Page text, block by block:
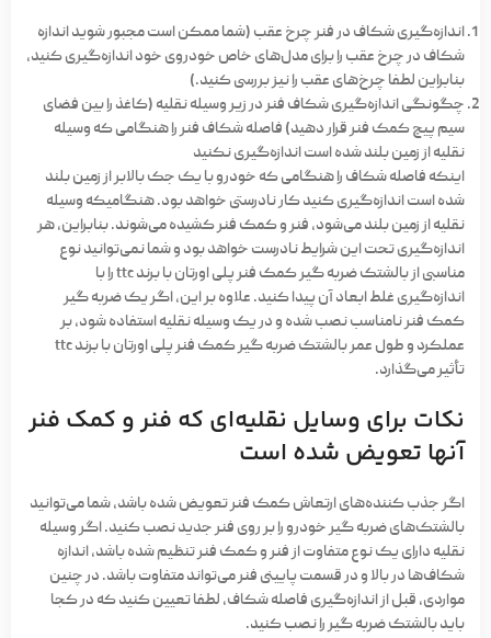
اندازه‌گیری شکاف در فنر چرخ عقب (شما ممکن است مجبور شوید اندازه
شکاف در چرخ عقب را برای مدل‌های خاص خودروی خود اندازه‌گیری کنید،
بنابراین لطفا چرخ‌های عقب را نیز بررسی کنید.)
چگونگی اندازه‌گیری شکاف فنر در زیر وسیله نقلیه (کاغذ را بین فضای
سیم پیچ کمک فنر قرار دهید) فاصله شکاف فنر را هنگامی که وسیله
نقلیه از زمین بلند شده است اندازه‌گیری نکنید
اینکه فاصله شکاف را هنگامی که خودرو با یک جک بالابر از زمین بلند
شده است اندازه‌گیری کنید کار نادرستی خواهد بود. هنگامیکه وسیله
نقلیه از زمین بلند می‌شود، فنر و کمک فنر کشیده می‌شوند. بنابراین، هر
اندازه‌گیری تحت این شرایط نادرست خواهد بود و شما نمی‌توانید نوع
مناسبی از بالشتک ضربه گیر کمک فنر پلی اورتان با برند ttc را با
اندازه‌گیری غلط ابعاد آن پیدا کنید. علاوه بر این، اگر یک ضربه گیر
کمک فنر نامناسب نصب شده و در یک وسیله نقلیه استفاده شود، بر
عملکرد و طول عمر بالشتک ضربه گیر کمک فنر پلی اورتان با برند ttc
تأثیر می‌گذارد.
نکات برای وسایل نقلیه‌ای که فنر و کمک فنر
آنها تعویض شده است
اگر جذب کننده‌های ارتعاش کمک فنر تعویض شده باشد، شما می‌توانید
بالشتک‌های ضربه گیر خودرو را بر روی فنر جدید نصب کنید. اگر وسیله
نقلیه دارای یک نوع متفاوت از فنر و کمک فنر تنظیم شده باشد، اندازه
شکاف‌ها در بالا و در قسمت پایینی فنر می‌تواند متفاوت باشد. در چنین
مواردی، قبل از اندازه‌گیری فاصله شکاف، لطفا تعیین کنید که در کجا
باید بالشتک ضربه گیر را نصب کنید.